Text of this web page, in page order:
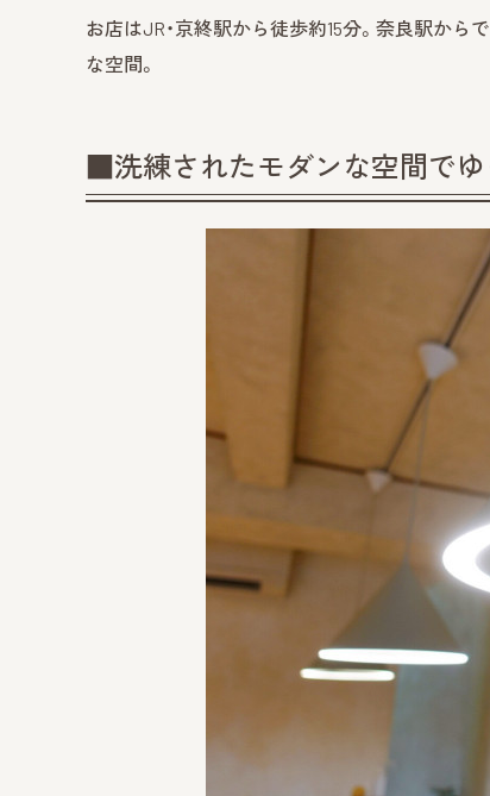
お店はJR・京終駅から徒歩約15分。奈良駅か
な空間。
■洗練されたモダンな空間でゆ